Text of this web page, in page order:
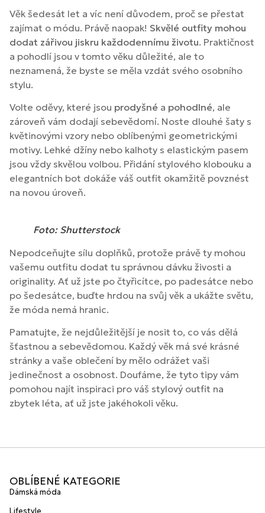
Věk šedesát let a víc není důvodem, proč se přestat
zajímat o módu. Právě naopak! Skvělé outfity mohou
dodat zářivou jiskru každodennímu životu. Praktičnost
a pohodlí jsou v tomto věku důležité, ale to
neznamená, že byste se měla vzdát svého osobního
stylu.
Volte oděvy, které jsou prodyšné a pohodlné, ale
zároveň vám dodají sebevědomí. Noste dlouhé šaty s
květinovými vzory nebo oblíbenými geometrickými
motivy. Lehké džíny nebo kalhoty s elastickým pasem
jsou vždy skvělou volbou. Přidání stylového klobouku a
elegantních bot dokáže váš outfit okamžitě povznést
na novou úroveň.
Foto: Shutterstock
Nepodceňujte sílu doplňků, protože právě ty mohou
vašemu outfitu dodat tu správnou dávku živosti a
originality. Ať už jste po čtyřicítce, po padesátce nebo
po šedesátce, buďte hrdou na svůj věk a ukážte světu,
že móda nemá hranic.
Pamatujte, že nejdůležitější je nosit to, co vás dělá
šťastnou a sebevědomou. Každý věk má své krásné
stránky a vaše oblečení by mělo odrážet vaši
jedinečnost a osobnost. Doufáme, že tyto tipy vám
pomohou najít inspiraci pro váš stylový outfit na
zbytek léta, ať už jste jakéhokoli věku.
OBLÍBENÉ KATEGORIE
Dámská móda
Lifestyle